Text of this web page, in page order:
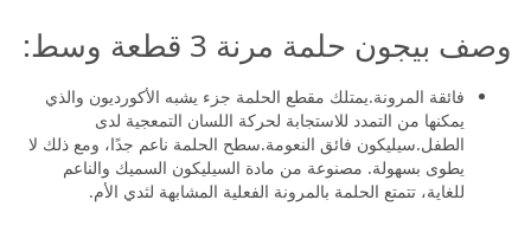
وصف بيجون حلمة مرنة 3 قطعة وسط:
فائقة المرونة.يمتلك مقطع الحلمة جزء يشبه الأكورديون والذي
يمكنها من التمدد للاستجابة لحركة اللسان التمعجية لدى
الطفل.سيليكون فائق النعومة.سطح الحلمة ناعم جدًا، ومع ذلك لا
يطوى بسهولة. مصنوعة من مادة السيليكون السميك والناعم
للغاية، تتمتع الحلمة بالمرونة الفعلية المشابهة لثدي الأم.